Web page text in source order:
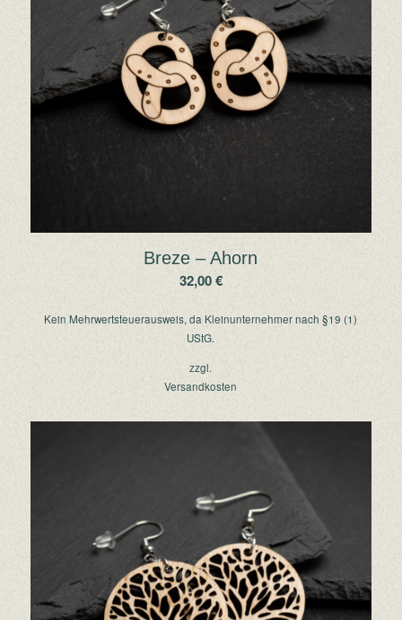
Breze – Ahorn
32,00€
Kein Mehrwertsteuerausweis, da Kleinunternehmer nach §19 (1)
UStG.
zzgl.
Versandkosten